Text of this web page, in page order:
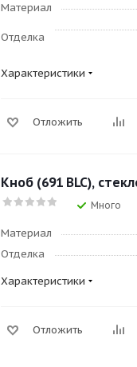
Материал
Отделка
Характеристики
Отложить
Кноб (691 BLC),
Много
Материал
Отделка
Характеристики
Отложить